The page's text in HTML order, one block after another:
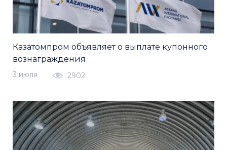
Казатомпром объявляет о выплате купонного
вознаграждения
3 июля 2902